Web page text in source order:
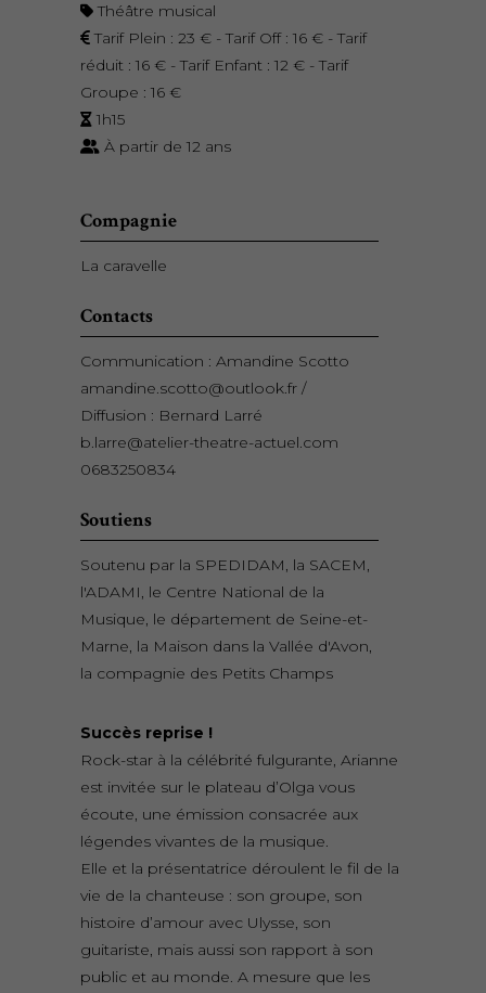
Théâtre musical
Tarif Plein : 23 € - Tarif Off : 16 € - Tarif
réduit : 16 € - Tarif Enfant : 12 € - Tarif
Groupe : 16 €
1h15
À partir de 12 ans
Compagnie
La caravelle
Contacts
Communication : Amandine Scotto
amandine.scotto@outlook.fr /
Diffusion : Bernard Larré
b.larre@atelier-theatre-actuel.com
0683250834
Soutiens
Soutenu par la SPEDIDAM, la SACEM,
l'ADAMI, le Centre National de la
Musique, le département de Seine-et-
Marne, la Maison dans la Vallée d'Avon,
la compagnie des Petits Champs
Succès reprise !
Rock-star à la célébrité fulgurante, Arianne
est invitée sur le plateau d’Olga vous
écoute, une émission consacrée aux
légendes vivantes de la musique.
Elle et la présentatrice déroulent le fil de la
vie de la chanteuse : son groupe, son
histoire d’amour avec Ulysse, son
guitariste, mais aussi son rapport à son
public et au monde. A mesure que les